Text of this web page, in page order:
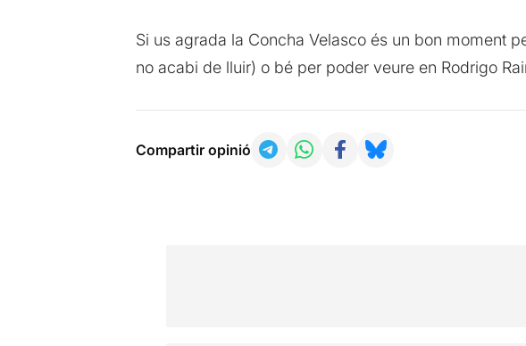
Si us agrada la Concha Velasco és un bon moment
no acabi de lluir) o bé per poder veure en Rodrigo
Compartir opinió